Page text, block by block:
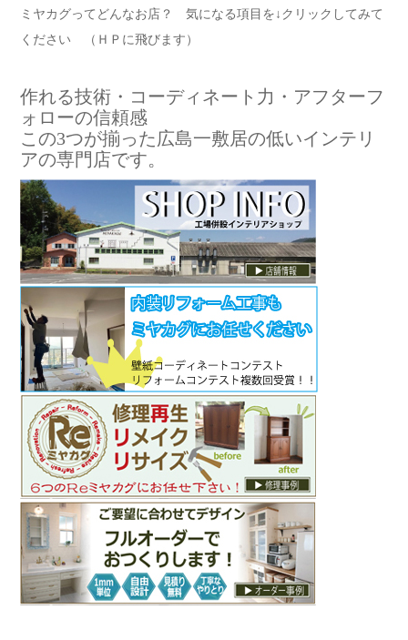
ミヤカグってどんなお店？ 気になる項目を↓クリックしてみて
ください （ＨＰに飛びます）
作れる技術・コーディネート力・アフターフ
ォローの信頼感
この3つが揃った広島一敷居の低いインテリ
アの専門店です。